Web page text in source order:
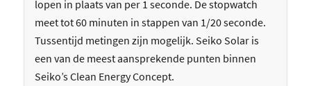
lopen in plaats van per 1 seconde. De stopwatch
meet tot 60 minuten in stappen van 1/20 seconde.
Tussentijd metingen zijn mogelijk. Seiko Solar is
een van de meest aansprekende punten binnen
Seiko’s Clean Energy Concept.